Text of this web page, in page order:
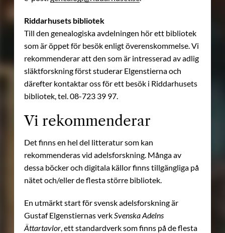
Riddarhusets bibliotek
Till den genealogiska avdelningen hör ett bibliotek
som är öppet för besök enligt överenskommelse. Vi
rekommenderar att den som är intresserad av adlig
släktforskning först studerar Elgenstierna och
därefter kontaktar oss för ett besök i Riddarhusets
bibliotek, tel. 08-723 39 97.
Vi rekommenderar
Det finns en hel del litteratur som kan
rekommenderas vid adelsforskning. Många av
dessa böcker och digitala källor finns tillgängliga på
nätet och/eller de flesta större bibliotek.
En utmärkt start för svensk adelsforskning är
Gustaf Elgenstiernas verkSvenska Adelns
Ättartavlor, ett standardverk som finns på de flesta